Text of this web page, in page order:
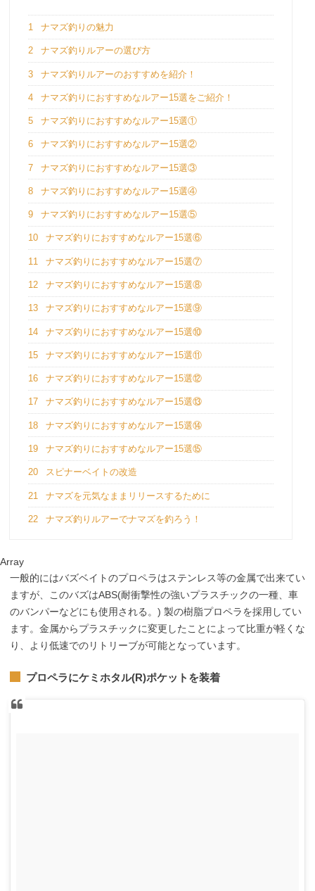
1 ナマズ釣りの魅力
2 ナマズ釣りルアーの選び方
3 ナマズ釣りルアーのおすすめを紹介！
4 ナマズ釣りにおすすめなルアー15選をご紹介！
5 ナマズ釣りにおすすめなルアー15選①
6 ナマズ釣りにおすすめなルアー15選②
7 ナマズ釣りにおすすめなルアー15選③
8 ナマズ釣りにおすすめなルアー15選④
9 ナマズ釣りにおすすめなルアー15選⑤
10 ナマズ釣りにおすすめなルアー15選⑥
11 ナマズ釣りにおすすめなルアー15選⑦
12 ナマズ釣りにおすすめなルアー15選⑧
13 ナマズ釣りにおすすめなルアー15選⑨
14 ナマズ釣りにおすすめなルアー15選⑩
15 ナマズ釣りにおすすめなルアー15選⑪
16 ナマズ釣りにおすすめなルアー15選⑫
17 ナマズ釣りにおすすめなルアー15選⑬
18 ナマズ釣りにおすすめなルアー15選⑭
19 ナマズ釣りにおすすめなルアー15選⑮
20 スピナーベイトの改造
21 ナマズを元気なままリリースするために
22 ナマズ釣りルアーでナマズを釣ろう！
Array
一般的にはバズベイトのプロペラはステンレス等の金属で出来てい
ますが、このバズはABS(耐衝撃性の強いプラスチックの一種、車
のバンパーなどにも使用される。) 製の樹脂プロペラを採用してい
ます。金属からプラスチックに変更したことによって比重が軽くな
り、より低速でのリトリーブが可能となっています。
プロペラにケミホタル(R)ポケットを装着